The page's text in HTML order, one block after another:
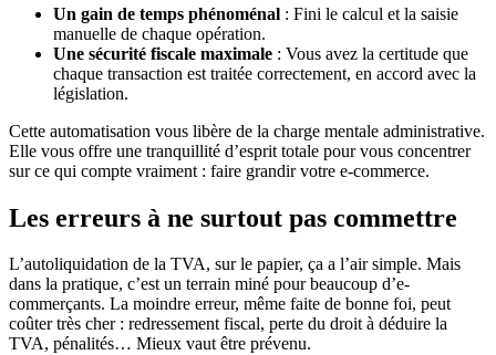
Un gain de temps phénoménal : Fini le calcul et la saisie
manuelle de chaque opération.
Une sécurité fiscale maximale : Vous avez la certitude que
chaque transaction est traitée correctement, en accord avec la
législation.
Cette automatisation vous libère de la charge mentale administrative.
Elle vous offre une tranquillité d’esprit totale pour vous concentrer
sur ce qui compte vraiment : faire grandir votre e-commerce.
Les erreurs à ne surtout pas commettre
L’autoliquidation de la TVA, sur le papier, ça a l’air simple. Mais
dans la pratique, c’est un terrain miné pour beaucoup d’e-
commerçants. La moindre erreur, même faite de bonne foi, peut
coûter très cher : redressement fiscal, perte du droit à déduire la
TVA, pénalités… Mieux vaut être prévenu.